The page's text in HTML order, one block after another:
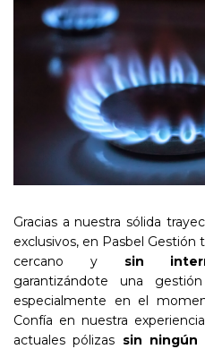
Gracias a nuestra sólida
exclusivos, en Pasbel
cercano y sin
garantizándote una
especialmente en el
Confía en nuestra
actuales pólizas sin ningún